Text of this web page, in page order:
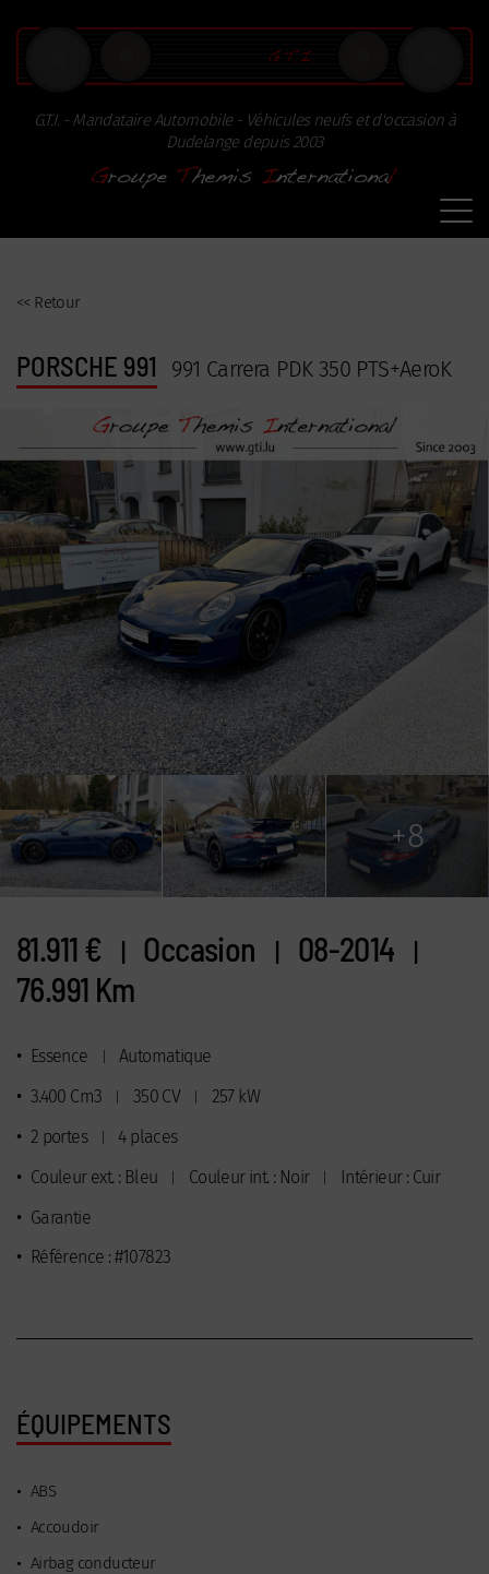
G.T.I. - Mandataire Automobile - Véhicules neufs et d'occasion à
Dudelange depuis 2003
<< Retour
PORSCHE 991 991 Carrera PDK 350 PTS+AeroK
+8
81.911 € | Occasion | 08-2014 |
76.991 Km
• Essence
Automatique
• 3.400 Cm3 350 CV
257 kW
• 2 portes
4 places
• Couleur ext. : Bleu Couleur int. : Noir
Intérieur : Cuir
• Garantie
• Référence : #107823
ÉQUIPEMENTS
• ABS
• Accoudoir
• Airbag conducteur